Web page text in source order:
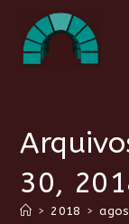
para
30,
> 2018 >